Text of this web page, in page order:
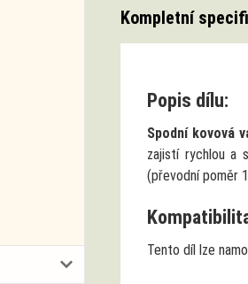
Kompletní
Popis dílu:
Spodní kovová
zajistí rychlou a
(převodní poměr
Tento díl lze